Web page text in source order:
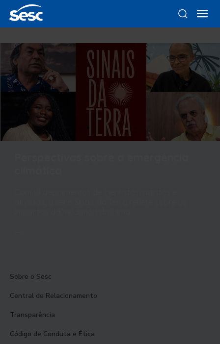
Sobre o Sesc
Central de Relacionamento
Transparência
Código de Conduta e Ética